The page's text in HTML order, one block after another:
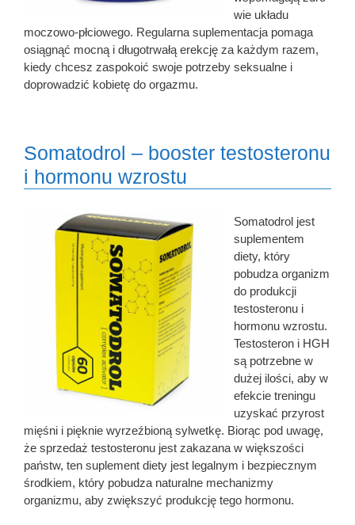
wie układu
moczowo-płciowego. Regularna suplementacja pomaga
osiągnąć mocną i długotrwałą erekcję za każdym razem,
kiedy chcesz zaspokoić swoje potrzeby seksualne i
doprowadzić kobietę do orgazmu.
Somatodrol – booster testosteronu
i hormonu wzrostu
Somatodrol jest
suplementem
diety, który
pobudza organizm
do produkcji
testosteronu i
hormonu wzrostu.
Testosteron i HGH
są potrzebne w
dużej ilości, aby w
efekcie treningu
uzyskać przyrost
mięśni i pięknie wyrzeźbioną sylwetkę. Biorąc pod uwagę,
że sprzedaż testosteronu jest zakazana w większości
państw, ten suplement diety jest legalnym i bezpiecznym
środkiem, który pobudza naturalne mechanizmy
organizmu, aby zwiększyć produkcję tego hormonu.